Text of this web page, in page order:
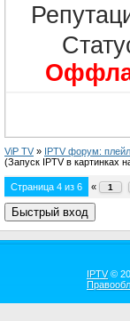
ViP TV » IPTV форум:
(Запуск IPTV в картинках
Страница 4 из 6 « 1
IPTV©